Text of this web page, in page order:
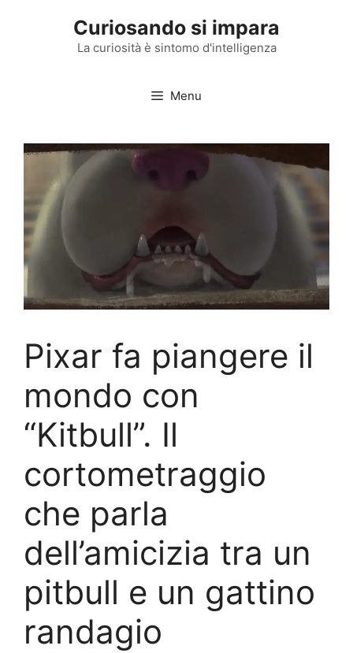
Curiosando si impara
La curiosità è sintomo d'intelligenza
Menu
Pixar fa piangere il
mondo con
“Kitbull”. Il
cortometraggio
che parla
dell’amicizia tra un
pitbull e un gattino
randagio